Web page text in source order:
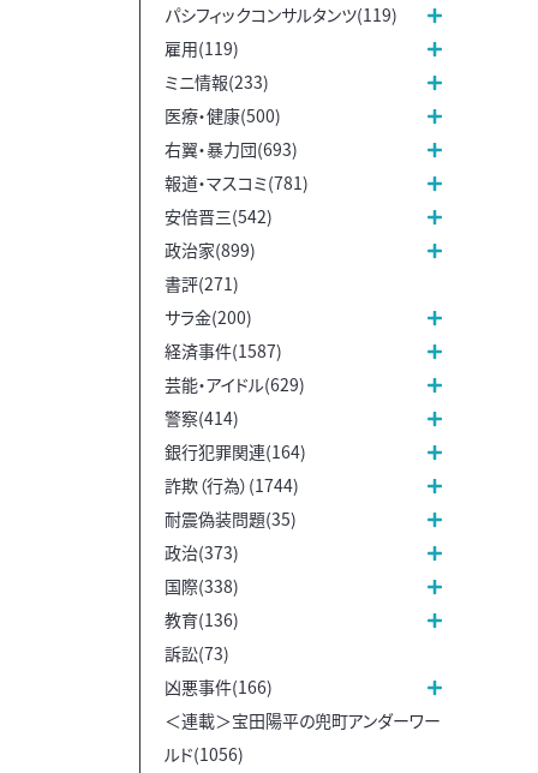
パシフィックコンサルタンツ(119)
雇用(119)
ミニ情報(233)
医療・健康(500)
右翼・暴力団(693)
報道・マスコミ(781)
安倍晋三(542)
政治家(899)
書評(271)
サラ金(200)
経済事件(1587)
芸能・アイドル(629)
警察(414)
銀行犯罪関連(164)
詐欺（行為）(1744)
耐震偽装問題(35)
政治(373)
国際(338)
教育(136)
訴訟(73)
凶悪事件(166)
＜連載＞宝田陽平の兜町アンダーワー
ルド(1056)